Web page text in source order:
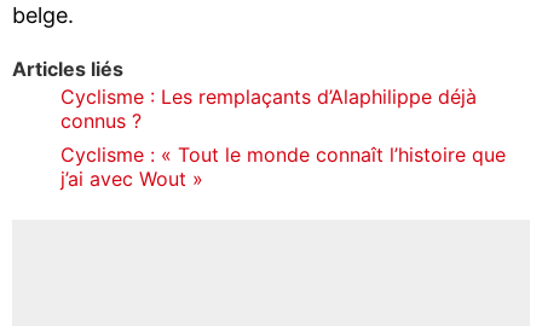
belge.
Articles liés
Cyclisme : Les remplaçants d’Alaphilippe déjà
connus ?
Cyclisme : « Tout le monde connaît l’histoire que
j’ai avec Wout »